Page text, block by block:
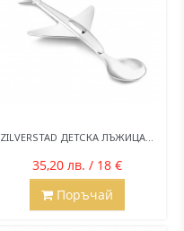
ZILVERSTAD ДЕТСКА ЛЪЖИЦА...
35,20 лв. / 18 €
Поръчай